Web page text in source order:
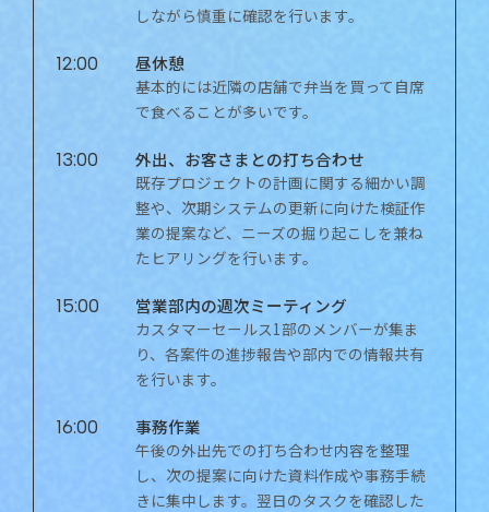
しながら慎重に確認を行います。
12:00 昼休憩
基本的には近隣の店舗で弁当を買って自席
で食べることが多いです。
13:00 外出、お客さまとの打ち合わせ
既存プロジェクトの計画に関する細かい調
整や、次期システムの更新に向けた検証作
業の提案など、ニーズの掘り起こしを兼ね
たヒアリングを行います。
15:00 営業部内の週次ミーティング
カスタマーセールス1部のメンバーが集ま
り、各案件の進捗報告や部内での情報共有
を行います。
16:00 事務作業
午後の外出先での打ち合わせ内容を整理
し、次の提案に向けた資料作成や事務手続
きに集中します。翌日のタスクを確認した